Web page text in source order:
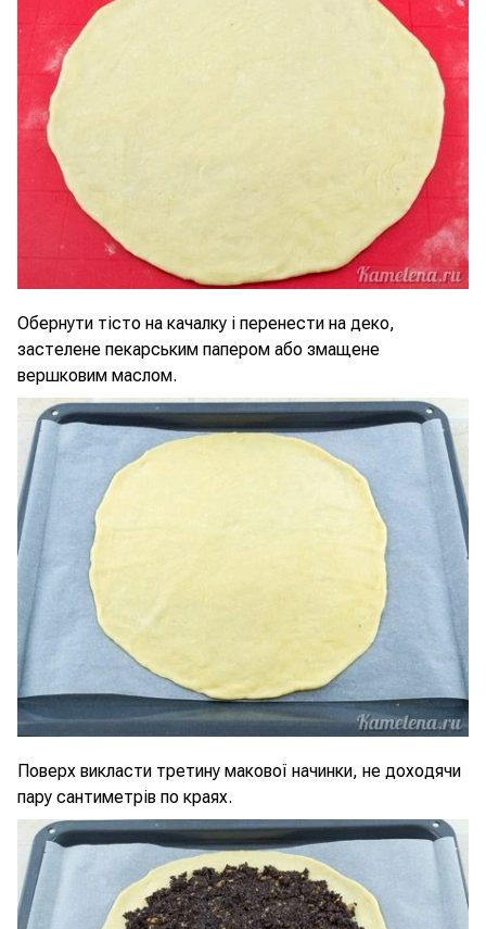
Обернути тісто на качалку і перенести на деко,
застелене пекарським папером або змащене
вершковим маслом.
Поверх викласти третину макової начинки, не доходячи
пару сантиметрів по краях.